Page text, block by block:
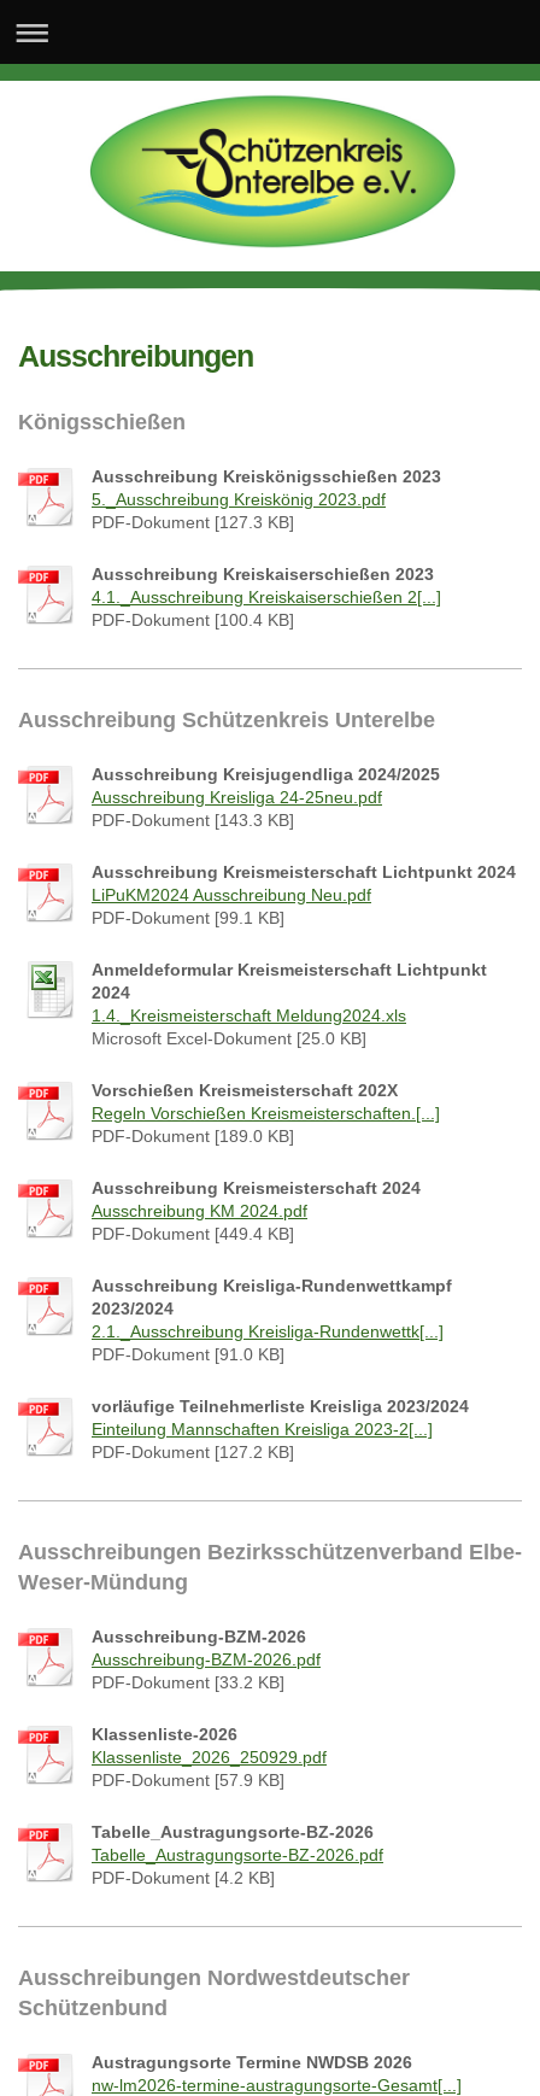
Ausschreibungen
Königsschießen
Ausschreibung Kreiskönigsschießen 2023
5._Ausschreibung Kreiskönig 2023.pdf
PDF-Dokument [127.3 KB]
Ausschreibung Kreiskaiserschießen 2023
4.1._Ausschreibung Kreiskaiserschießen 2[...]
PDF-Dokument [100.4 KB]
Ausschreibung Schützenkreis Unterelbe
Ausschreibung Kreisjugendliga 2024/2025
Ausschreibung Kreisliga 24-25neu.pdf
PDF-Dokument [143.3 KB]
Ausschreibung Kreismeisterschaft Lichtpunkt 2024
LiPuKM2024 Ausschreibung Neu.pdf
PDF-Dokument [99.1 KB]
Anmeldeformular Kreismeisterschaft Lichtpunkt
2024
1.4._Kreismeisterschaft Meldung2024.xls
Microsoft Excel-Dokument [25.0 KB]
Vorschießen Kreismeisterschaft 202X
Regeln Vorschießen Kreismeisterschaften.[...]
PDF-Dokument [189.0 KB]
Ausschreibung Kreismeisterschaft 2024
Ausschreibung KM 2024.pdf
PDF-Dokument [449.4 KB]
Ausschreibung Kreisliga-Rundenwettkampf
2023/2024
2.1._Ausschreibung Kreisliga-Rundenwettk[...]
PDF-Dokument [91.0 KB]
vorläufige Teilnehmerliste Kreisliga 2023/2024
Einteilung Mannschaften Kreisliga 2023-2[...]
PDF-Dokument [127.2 KB]
Ausschreibungen Bezirksschützenverband Elbe-
Weser-Mündung
Ausschreibung-BZM-2026
Ausschreibung-BZM-2026.pdf
PDF-Dokument [33.2 KB]
Klassenliste-2026
Klassenliste_2026_250929.pdf
PDF-Dokument [57.9 KB]
Tabelle_Austragungsorte-BZ-2026
Tabelle_Austragungsorte-BZ-2026.pdf
PDF-Dokument [4.2 KB]
Ausschreibungen Nordwestdeutscher
Schützenbund
Austragungsorte Termine NWDSB 2026
nw-lm2026-termine-austragungsorte-Gesamt[...]